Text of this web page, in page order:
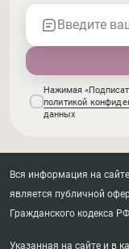
Введите
Нажимая
политикой
данных
Вся информация на
является публичной
Гражданского кодекса
Указанная на сайте и в